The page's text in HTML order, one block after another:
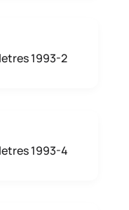
1993-2
1993-4